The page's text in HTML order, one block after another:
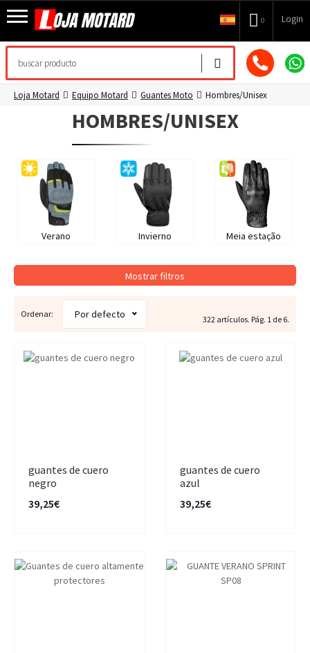
0 Login
Loja Motard Equipo Motard Guantes Moto Hombres/Unisex
HOMBRES/UNISEX
Verano Invierno Meia estação
Mostrar filtros
Ordenar: Por defecto 322 artículos. Pág. 1 de 6.
guantes de cuero
negro
39,25€
guantes de cuero
azul
39,25€